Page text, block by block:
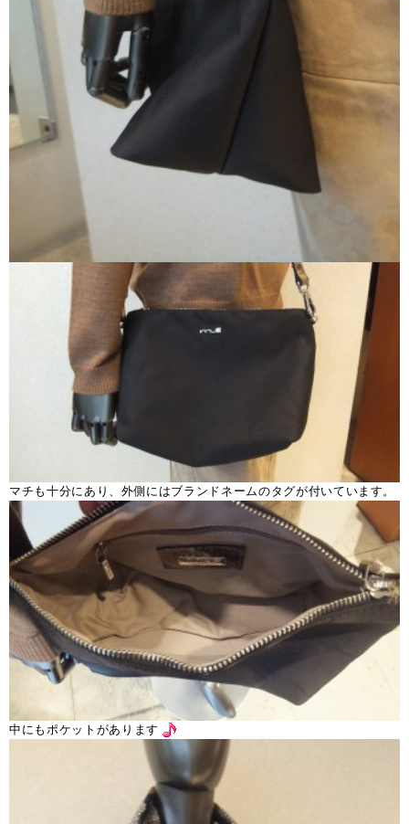
マチも十分にあり、外側にはブランドネームのタグが付いています。
中にもポケットがあります